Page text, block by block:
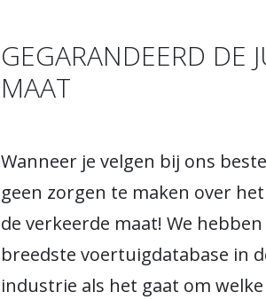
GEGARANDEERD DE
MAAT
Wanneer je velgen bij ons
geen zorgen te maken over
de verkeerde maat! We
breedste voertuigdatabase in
industrie als het gaat om